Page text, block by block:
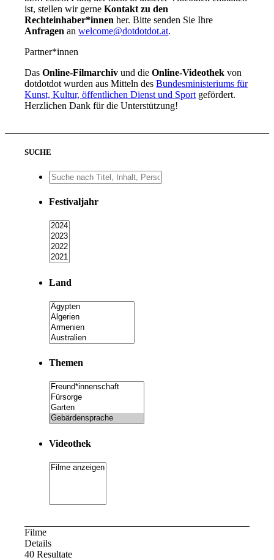
ist, stellen wir gerneKontakt zu den
Rechteinhaber*innen her. Bitte senden Sie Ihre
Anfragen anwelcome@dotdotdot.at.
Partner*innen
DasOnline-Filmarchiv und dieOnline-Videothek von
dotdotdot wurden aus Mitteln desBundesministeriums für
Kunst, Kultur, öffentlichen Dienst und Sport gefördert.
Herzlichen Dank für die Unterstützung!
SUCHE
Festivaljahr
Land
Themen
Videothek
Filme
Details
40 Resultate